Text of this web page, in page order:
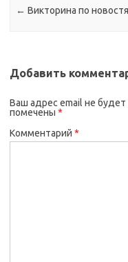
← Викторина по
Добавить
Ваш адрес email не будет
помечены *
Комментарий *